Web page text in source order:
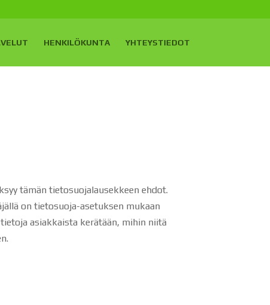
HENKILÖKUNTA YHTEYSTIEDOT
tämän tietosuojalausekkeen ehdot.
on tietosuoja-asetuksen mukaan
asiakkaista kerätään, mihin niitä